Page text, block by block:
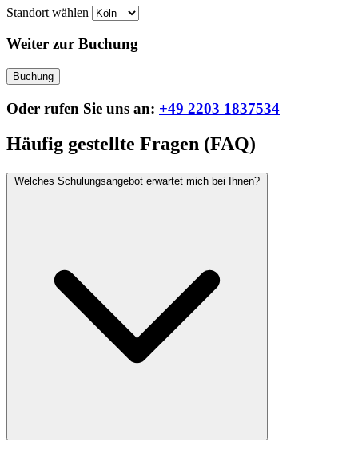
Standort wählen
Weiter zur Buchung
Buchung
Oder rufen Sie uns an: +49 2203 1837534
Häufig gestellte Fragen (FAQ)
Welches Schulungsangebot erwartet mich bei Ihnen?